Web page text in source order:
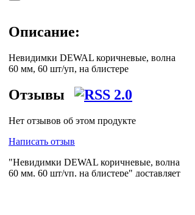
Описание:
Невидимки DEWAL коричневые, волна
60 мм, 60 шт/уп, на блистере
Отзывы
Нет отзывов об этом продукте
Написать отзыв
"Невидимки DEWAL коричневые, волна
60 мм, 60 шт/уп, на блистере" доставляет